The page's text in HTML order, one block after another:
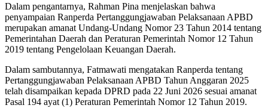
Dalam pengantarnya, Rahman Pina menjelaskan bahwa
penyampaian Ranperda Pertanggungjawaban Pelaksanaan APBD
merupakan amanat Undang-Undang Nomor 23 Tahun 2014 tentang
Pemerintahan Daerah dan Peraturan Pemerintah Nomor 12 Tahun
2019 tentang Pengelolaan Keuangan Daerah.
Dalam sambutannya, Fatmawati mengatakan Ranperda tentang
Pertanggungjawaban Pelaksanaan APBD Tahun Anggaran 2025
telah disampaikan kepada DPRD pada 22 Juni 2026 sesuai amanat
Pasal 194 ayat (1) Peraturan Pemerintah Nomor 12 Tahun 2019.